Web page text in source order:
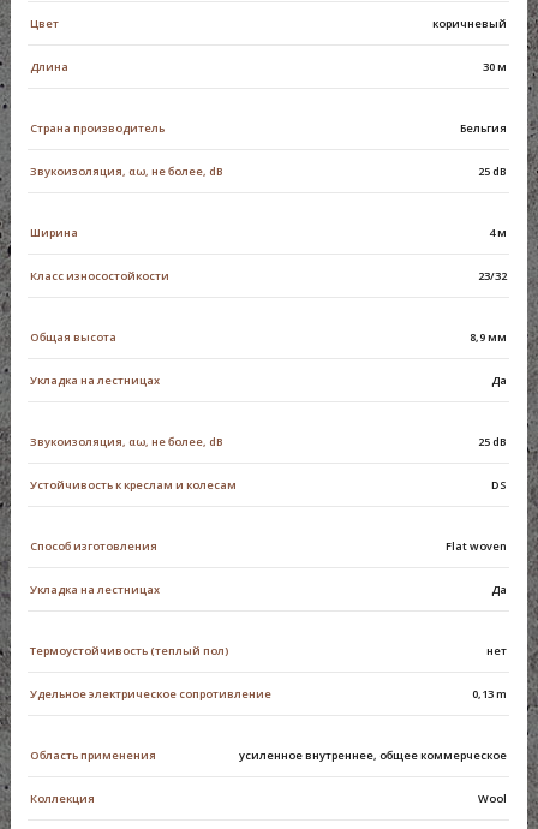
Цвет коричневый
Длина 30 м
Страна производитель Бельгия
Звукоизоляция, αω, не более, dB 25 dB
Ширина 4 м
Класс износостойкости 23/32
Общая высота 8,9 мм
Укладка на лестницах Да
Звукоизоляция, αω, не более, dB 25 dB
Устойчивость к креслам и колесам DS
Способ изготовления Flat woven
Укладка на лестницах Да
Термоустойчивость (теплый пол) нет
Удельное электрическое сопротивление 0,13 m
Область применения усиленное внутреннее, общее коммерческое
Коллекция Wool